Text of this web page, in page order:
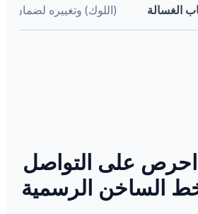
الغسالة
(اللوك) وتغييره لضمان
احرص على التواصل
الساخن الرسمية